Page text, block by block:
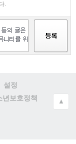
.
설정
년보호정책
▲